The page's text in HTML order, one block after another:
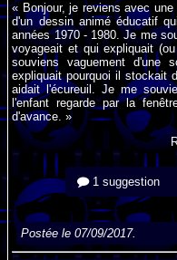
« Bonjour, je reviens avec
d'un dessin animé éducatif
années 1970 - 1980. Je me
voyageait et qui expliquait
souviens vaguement d'une
expliquait pourquoi il stockait
aidait l'écureuil. Je me
l'enfant regarde par la
d'avance. »
1 suggestion
Postée le 07/09/2017.